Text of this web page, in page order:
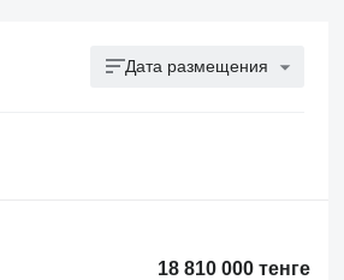
Дата размещения
18 810 000 тенге